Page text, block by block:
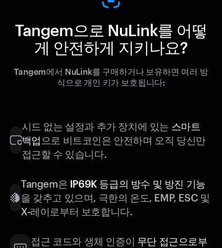
Tangem으로 NuLink를 어떻
게 안전하게 지키나요?
Tangem에서 NuLink를 구매하거나 보유하면 여러 방
식으로 개인 키가 보호됩니다:
시드 없는 설정과 추가 장치에 있는 스마트
백업 으로 비트코인은 안전하며 오직 당신만
접근할 수 있습니다.
Tangem은 IP69K 등급의 방수 및 방진 기능
을 갖추고 있으며, 극한의 온도, EMP, ESC 및
X-레이로부터 보호합니다.
접근 코드와 생체 인증이 무단 접근으로부